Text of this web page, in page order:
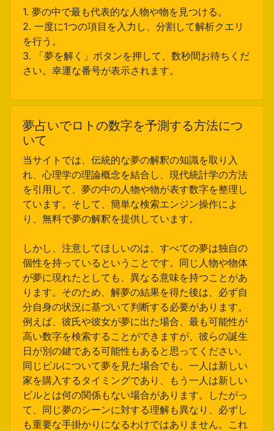
1. 夢の中で最も代表的な人物や物を見つける。
2. 一度に1つの項目を入力し、分割して解析クエリ
を行う。
3. 「夢を解く」ボタンを押して、数秒間お待ちくだ
さい。幸運な番号が表示されます。
夢占いでロトの数字を予測する方法につ
いて
当サイトでは、伝統的な夢の解釈の知識を取り入
れ、心理学の理論概念を結合し、現代統計学の方法
を引用して、夢の中の人物や物が表す数字を整理し
ています。そして、簡単な検索エンジン操作によ
り、無料で夢の解釈を提供しています。
しかし、注意してほしいのは、すべての夢は独自の
個性を持っているということです。同じ人物や物体
が夢に現れたとしても、異なる意味を持つことがあ
ります。そのため、解夢の結果を得た後は、必ず自
分自身の状況に基づいて判断する必要があります。
例えば、彼氏や彼女が夢に出た場合、最も可能性が
高い数字を検索することができますが、彼らの誕生
日が別の鍵である可能性もあると思ってください。
同じビルについて夢を見た場合でも、一人は新しい
家を購入するタイミングであり、もう一人は新しい
ビルとは何の関係もない場合があります。したがっ
て、同じ夢のシーンに対する理解も異なり、必ずし
も重要な手掛かりになるわけではありません。これ